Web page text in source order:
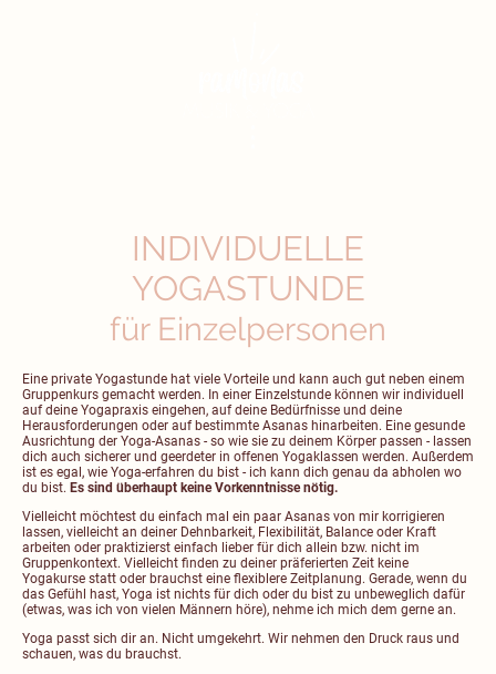
INDIVIDUELLE
YOGASTUNDE
für Einzelpersonen
Eine private Yogastunde hat viele Vorteile und kann auch gut neben einem
Gruppenkurs gemacht werden. In einer Einzelstunde können wir individuell
auf deine Yogapraxis eingehen, auf deine Bedürfnisse und deine
Herausforderungen oder auf bestimmte Asanas hinarbeiten. Eine gesunde
Ausrichtung der Yoga-Asanas - so wie sie zu deinem Körper passen - lassen
dich auch sicherer und geerdeter in offenen Yogaklassen werden. Außerdem
ist es egal, wie Yoga-erfahren du bist - ich kann dich genau da abholen wo
du bist. Es sind überhaupt keine Vorkenntnisse nötig.
Vielleicht möchtest du einfach mal ein paar Asanas von mir korrigieren
lassen, vielleicht an deiner Dehnbarkeit, Flexibilität, Balance oder Kraft
arbeiten oder praktizierst einfach lieber für dich allein bzw. nicht im
Gruppenkontext. Vielleicht finden zu deiner präferierten Zeit keine
Yogakurse statt oder brauchst eine flexiblere Zeitplanung. Gerade, wenn du
das Gefühl hast, Yoga ist nichts für dich oder du bist zu unbeweglich dafür
(etwas, was ich von vielen Männern höre), nehme ich mich dem gerne an.
Yoga passt sich dir an. Nicht umgekehrt. Wir nehmen den Druck raus und
schauen, was du brauchst.